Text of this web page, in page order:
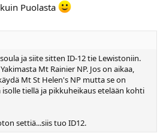
Puolasta
ja siite sitten ID-12 tie Lewistoniin.
Mt Rainier NP. Jos on aikaa,
Mt St Helen's NP mutta se on
tiellä ja pikkuheikaus etelään kohti
settiä...siis tuo ID12.